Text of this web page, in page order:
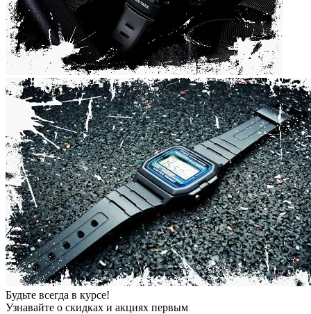
Будьте всегда в курсе!
Узнавайте о скидках и акциях первым